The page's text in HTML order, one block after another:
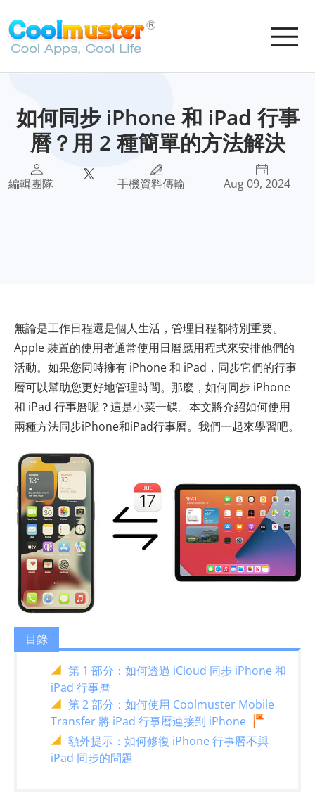
如何同步 iPhone 和 iPad 行事
曆？用 2 種簡單的方法解決
編輯團隊 手機資料傳輸 Aug 09, 2024
無論是工作日程還是個人生活，管理日程都特別重要。
Apple 裝置的使用者通常使用日曆應用程式來安排他們的
活動。如果您同時擁有 iPhone 和 iPad，同步它們的行事
曆可以幫助您更好地管理時間。那麼，如何同步 iPhone
和 iPad 行事曆呢？這是小菜一碟。本文將介紹如何使用
兩種方法同步iPhone和iPad行事曆。我們一起來學習吧。
目錄
第 1 部分：如何透過 iCloud 同步 iPhone 和
iPad 行事曆
第 2 部分：如何使用 Coolmuster Mobile
Transfer 將 iPad 行事曆連接到 iPhone
額外提示：如何修復 iPhone 行事曆不與
iPad 同步的問題